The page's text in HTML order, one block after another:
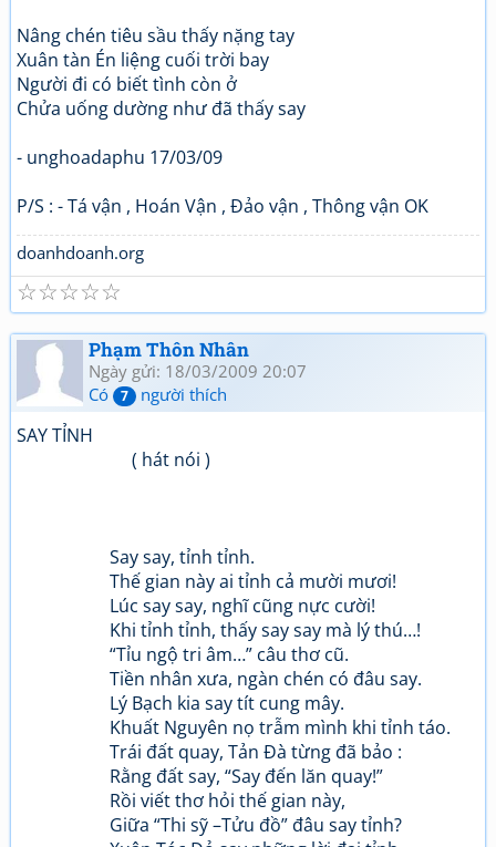
Nâng chén tiêu sầu thấy nặng tay
Xuân tàn Én liệng cuối trời bay
Người đi có biết tình còn ở
Chửa uống dường như đã thấy say
- unghoadaphu 17/03/09
P/S : - Tá vận , Hoán Vận , Đảo vận , Thông vận OK
doanhdoanh.org
☆
☆
☆
☆
☆
Phạm Thôn Nhân
Ngày gửi: 18/03/2009 20:07
Có
7 người thích
SAY TỈNH
( hát nói )
Say say, tỉnh tỉnh.
Thế gian này ai tỉnh cả mười mươi!
Lúc say say, nghĩ cũng nực cười!
Khi tỉnh tỉnh, thấy say say mà lý thú…!
“Tỉu ngộ tri âm…” câu thơ cũ.
Tiền nhân xưa, ngàn chén có đâu say.
Lý Bạch kia say tít cung mây.
Khuất Nguyên nọ trẫm mình khi tỉnh táo.
Trái đất quay, Tản Đà từng đã bảo :
Rằng đất say, “Say đến lăn quay!”
Rồi viết thơ hỏi thế gian này,
Giữa “Thi sỹ –Tửu đồ” đâu say tỉnh?